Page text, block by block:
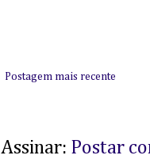
Postagem mais recente
Assinar: Postar